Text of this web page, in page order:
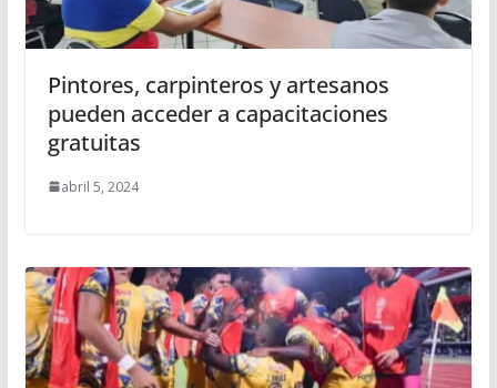
Pintores, carpinteros y artesanos
pueden acceder a capacitaciones
gratuitas
abril 5, 2024